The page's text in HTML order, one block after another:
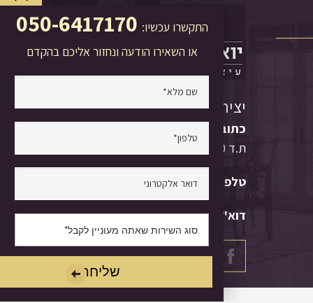
התקשרו עכשיו:
או השאירו הודעה ונחזור אליכם בהקדם
יצירת קשר
כתובת:
ת.ד 250, הוד השרון 45102
טלפון: 050-6417170
דוא"ל: info@ovadia.co.il